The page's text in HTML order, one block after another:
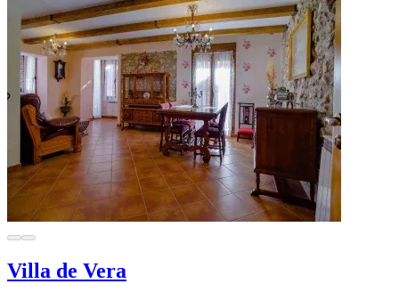
Villa de Vera